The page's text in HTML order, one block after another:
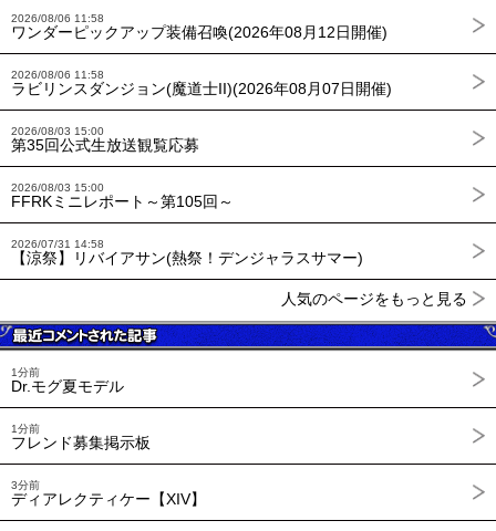
2026/08/06 11:58
ワンダーピックアップ装備召喚(2026年08月12日開催)
2026/08/06 11:58
ラビリンスダンジョン(魔道士II)(2026年08月07日開催)
2026/08/03 15:00
第35回公式生放送観覧応募
2026/08/03 15:00
FFRKミニレポート～第105回～
2026/07/31 14:58
【涼祭】リバイアサン(熱祭！デンジャラスサマー)
人気のページをもっと見る
1分前
Dr.モグ夏モデル
1分前
フレンド募集掲示板
3分前
ディアレクティケー【XIV】